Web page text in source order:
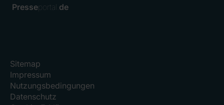
Presseportal. de
Sitemap
Impressum
Nutzungsbedingungen
Datenschutz